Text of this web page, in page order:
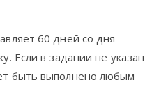
60 дней со дня
Если в задании не указан
быть выполнено любым